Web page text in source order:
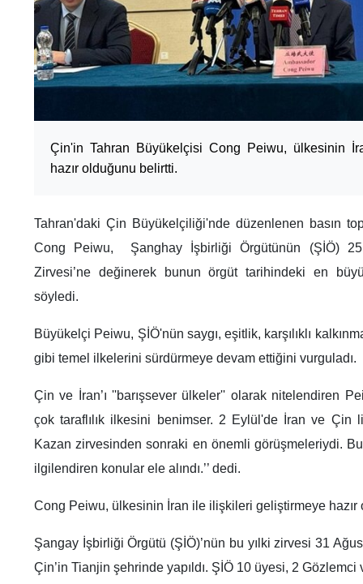
Çin'in Tahran Büyükelçisi Cong Peiwu, ülkesinin
hazır olduğunu belirtti.
Tahran'daki Çin Büyükelçiliği'nde düzenlenen basın
Cong Peiwu, Şanghay İşbirliği Örgütünün (ŞİÖ)
Zirvesi’ne değinerek bunun örgüt tarihindeki en
söyledi.
Büyükelçi Peiwu, ŞİÖ'nün saygı, eşitlik, karşılıklı
gibi temel ilkelerini sürdürmeye devam ettiğini vurguladı.
Çin ve İran’ı ''barışsever ülkeler'' olarak nitelendiren
çok taraflılık ilkesini benimser. 2 Eylül'de İran ve Çin
Kazan zirvesinden sonraki en önemli görüşmeleriydi. Bu
ilgilendiren konular ele alındı.’’ dedi.
Cong Peiwu, ülkesinin İran ile ilişkileri geliştirmeye
Şangay İşbirliği Örgütü (ŞİÖ)’nün bu yılki zirvesi 31
Çin’in Tianjin şehrinde yapıldı. ŞİÖ 10 üyesi, 2 Gözlemci